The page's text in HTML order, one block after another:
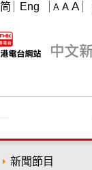
A A A
简 Eng
新聞節目